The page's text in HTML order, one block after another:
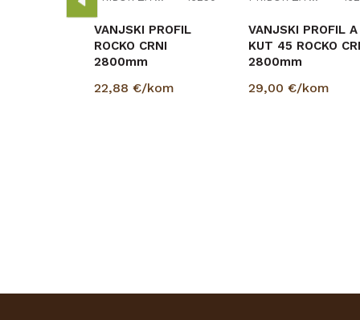
VANJSKI PROFIL
ROCKO CRNI
2800mm
22,88 €/kom
VANJSKI PROFIL A
KUT 45 ROCKO
2800mm
29,00 €/kom